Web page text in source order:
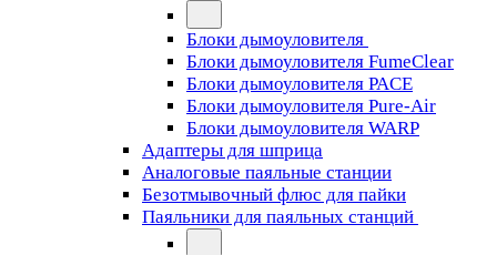
Блоки дымоуловителя
Блоки дымоуловителя FumeClear
Блоки дымоуловителя PACE
Блоки дымоуловителя Pure-Air
Блоки дымоуловителя WARP
Адаптеры для шприца
Аналоговые паяльные станции
Безотмывочный флюс для пайки
Паяльники для паяльных станций